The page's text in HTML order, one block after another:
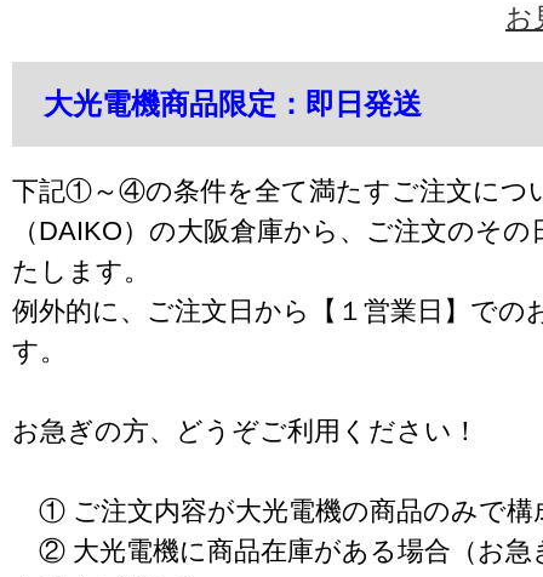
お
大光電機商品限定：即日発送
下記①～④の条件を全て満たすご注文につ
（DAIKO）の大阪倉庫から、ご注文のそ
たします。
例外的に、ご注文日から【１営業日】での
す。
お急ぎの方、どうぞご利用ください！
① ご注文内容が大光電機の商品のみで構
② 大光電機に商品在庫がある場合（お急